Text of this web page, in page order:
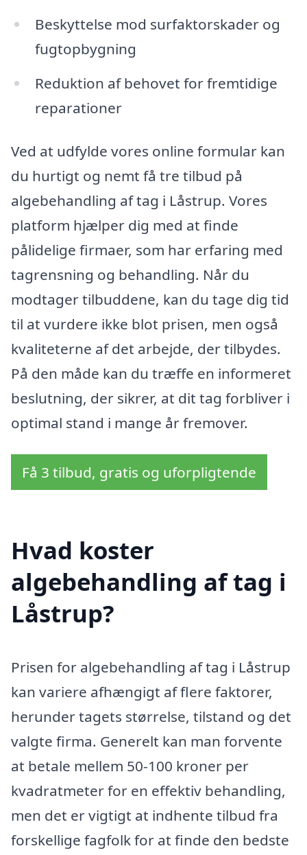
Beskyttelse mod surfaktorskader og
fugtopbygning
Reduktion af behovet for fremtidige
reparationer
Ved at udfylde vores online formular kan
du hurtigt og nemt få tre tilbud på
algebehandling af tag i Låstrup. Vores
platform hjælper dig med at finde
pålidelige firmaer, som har erfaring med
tagrensning og behandling. Når du
modtager tilbuddene, kan du tage dig tid
til at vurdere ikke blot prisen, men også
kvaliteterne af det arbejde, der tilbydes.
På den måde kan du træffe en informeret
beslutning, der sikrer, at dit tag forbliver i
optimal stand i mange år fremover.
Få 3 tilbud, gratis og uforpligtende
Hvad koster
algebehandling af tag i
Låstrup?
Prisen for algebehandling af tag i Låstrup
kan variere afhængigt af flere faktorer,
herunder tagets størrelse, tilstand og det
valgte firma. Generelt kan man forvente
at betale mellem 50-100 kroner per
kvadratmeter for en effektiv behandling,
men det er vigtigt at indhente tilbud fra
forskellige fagfolk for at finde den bedste